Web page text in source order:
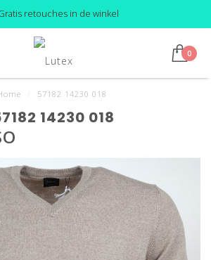
retouches in de winkel
0
57182 14230 018
14230 018